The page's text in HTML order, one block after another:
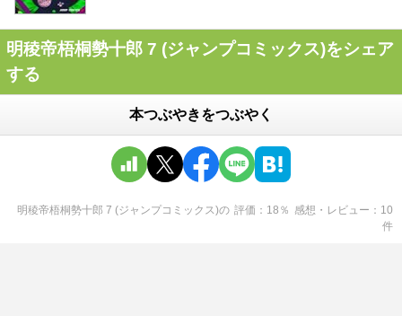
明稜帝梧桐勢十郎 7 (ジャンプコミックス)をシェア
する
本つぶやきをつぶやく
明稜帝梧桐勢十郎 7 (ジャンプコミックス)の 評価 18 ％ 感想・レビュー
10
件